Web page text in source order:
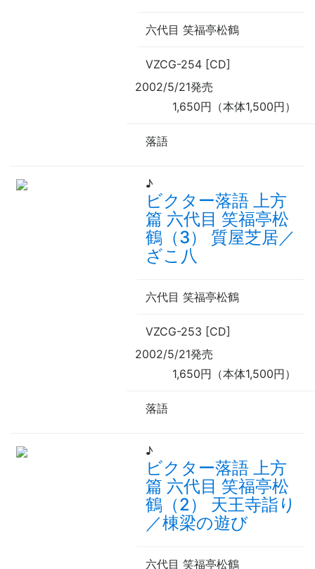
六代目 笑福亭松鶴
VZCG-254 [CD]
2002/5/21発売
1,650円（本体1,500円）
落語
♪
ビクター落語 上方
篇 六代目 笑福亭松
鶴（3） 質屋芝居／
ざこ八
六代目 笑福亭松鶴
VZCG-253 [CD]
2002/5/21発売
1,650円（本体1,500円）
落語
♪
ビクター落語 上方
篇 六代目 笑福亭松
鶴（2） 天王寺詣り
／棟梁の遊び
六代目 笑福亭松鶴